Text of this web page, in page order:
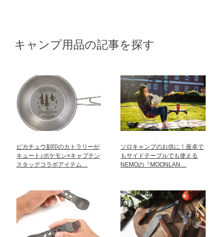
キャンプ用品の記事を探す
ピカチュウ刻印のカトラリーが
キュート♪ポケモン×キャプテン
スタッグコラボアイテム…
ソロキャンプのお供に！座卓で
もサイドテーブルでも使える
NEMOの『MOONLAN…